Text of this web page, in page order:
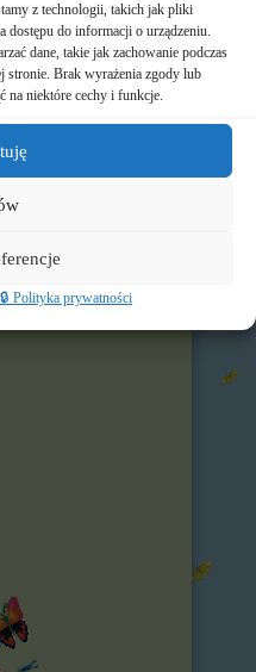
z technologii, takich jak pliki
do informacji o urządzeniu.
dane, takie jak zachowanie podczas
stronie. Brak wyrażenia zgody lub
na niektóre cechy i funkcje.
🔒 Polityka prywatności